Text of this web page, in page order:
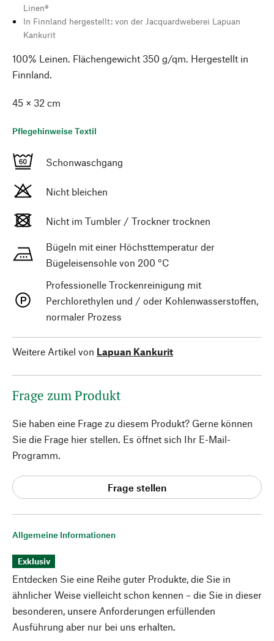
Allgemeine Informationen
Exklusiv
Entdecken Sie eine Reihe guter Produkte, die Sie in
ähnlicher Weise vielleicht schon kennen – die Sie in dieser
besonderen, unsere Anforderungen erfüllenden
Ausführung aber nur bei uns erhalten.
Linen®
In Finnland hergestellt: von der Jacquardweberei Lapuan
Kankurit
100% Leinen. Flächengewicht 350 g/qm. Hergestellt in
Finnland.
45 × 32 cm
Pflegehinweise Textil
Schonwaschgang
Nicht bleichen
Nicht im Tumbler / Trockner trocknen
Bügeln mit einer Höchsttemperatur der
Bügeleisensohle von 200 °C
Professionelle Trockenreinigung mit
Perchlorethylen und / oder Kohlenwasserstoffen,
normaler Prozess
Weitere Artikel von Lapuan Kankurit
Frage zum Produkt
Sie haben eine Frage zu diesem Produkt? Gerne können
Sie die Frage hier stellen. Es öffnet sich Ihr E-Mail-
Programm.
Frage stellen